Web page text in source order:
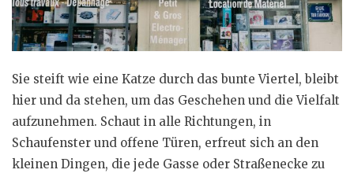
Sie steift wie eine Katze durch das bunte Viertel, bleibt
hier und da stehen, um das Geschehen und die Vielfalt
aufzunehmen. Schaut in alle Richtungen, in
Schaufenster und offene Türen, erfreut sich an den
kleinen Dingen, die jede Gasse oder Straßenecke zu